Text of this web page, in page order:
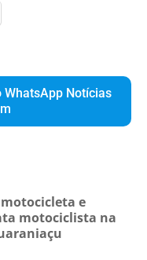
Notícias
e
motociclista na